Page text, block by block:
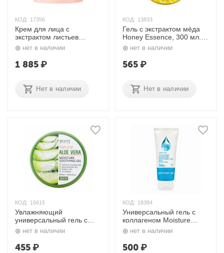
КОД: 17356
Крем для лица с
экстрактом листьев
баобаба и 30% морского
коллагена Moistfull
Collagen Cream, 75 мл.
Etude House
нет в наличии
1 885₽
Нет в наличии
КОД: 13833
Гель с экстрактом мёда
Honey Essence, 300 мл.
Ekelнет в наличии
565₽
Нет в наличии
КОД: 15615
Увлажняющий
универсальный гель с
алое вера 300 мл. Jigott
нет в наличии
455₽
КОД: 18384
Универсальный гель с
коллагеном Moisture
Collagen Purity 100%
Soothing Gel 100 мл.
Lebelage
нет в наличии
500₽